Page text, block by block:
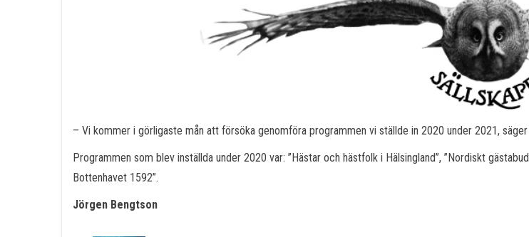
– Vi kommer i görligaste mån att försöka genomföra programmen vi ställde in 2020 under 2021,
Programmen som blev inställda under 2020 var: ”Hästar och hästfolk i Hälsingland”, ”Nordiskt
Bottenhavet 1592”.
Jörgen Bengtson